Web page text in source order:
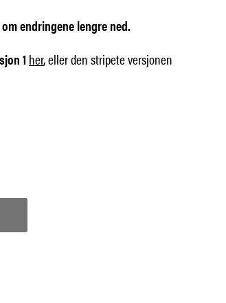
endringene lengre ned.
1 her, eller den stripete versjonen